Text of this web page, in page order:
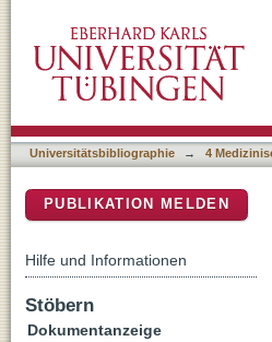
Universitätsbibliographie → 4
PUBLIKATION MELDEN
Hilfe und Informationen
Stöbern
Dokumentanzeige